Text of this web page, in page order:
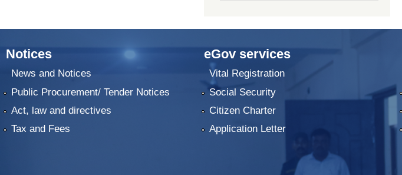
Notices
News and Notices
Public Procurement/ Tender Notices
Act, law and directives
Tax and Fees
eGov services
Vital Registration
Social Security
Citizen Charter
Application Letter